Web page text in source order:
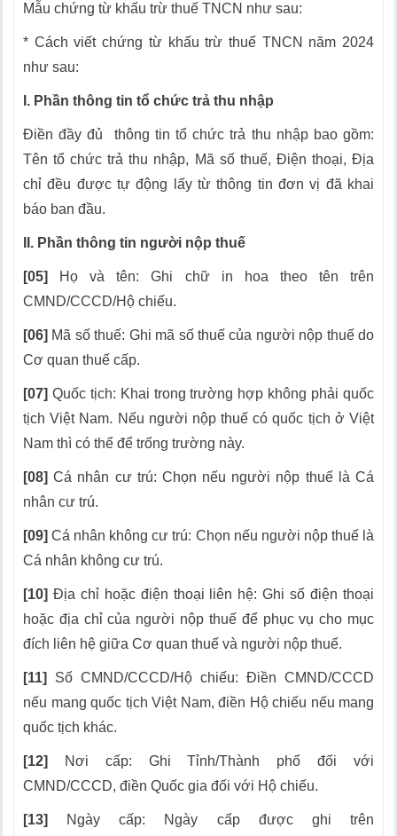
Mẫu chứng từ khấu trừ thuế TNCN như sau:
* Cách viết chứng từ khấu trừ thuế TNCN năm 2024
như sau:
I. Phần thông tin tổ chức trả thu nhập
Điền đầy đủ thông tin tổ chức trả thu nhập bao gồm:
Tên tổ chức trả thu nhập, Mã số thuế, Điện thoại, Địa
chỉ đều được tự động lấy từ thông tin đơn vị đã khai
báo ban đầu.
II. Phần thông tin người nộp thuế
[05]
Họ và tên: Ghi chữ in hoa theo tên trên
CMND/CCCD/Hộ chiếu.
[06] Mã số thuế: Ghi mã số thuế của người nộp thuế do
Cơ quan thuế cấp.
[07] Quốc tịch: Khai trong trường hợp không phải quốc
tịch Việt Nam. Nếu người nộp thuế có quốc tịch ở Việt
Nam thì có thể để trống trường này.
[08]Cá nhân cư trú: Chọn nếu người nộp thuế là Cá
nhân cư trú.
[09] Cá nhân không cư trú: Chọn nếu người nộp thuế là
Cá nhân không cư trú.
[10] Địa chỉ hoặc điện thoại liên hệ: Ghi số điện thoại
hoặc địa chỉ của người nộp thuế để phục vụ cho mục
đích liên hệ giữa Cơ quan thuế và người nộp thuế.
[11]
Số CMND/CCCD/Hộ chiếu: Điền CMND/CCCD
nếu mang quốc tịch Việt Nam, điền Hộ chiếu nếu mang
quốc tịch khác.
[12]
Nơi cấp: Ghi Tỉnh/Thành phố đối với
CMND/CCCD, điền Quốc gia đối với Hộ chiếu.
[13]
Ngày cấp: Ngày cấp được ghi trên